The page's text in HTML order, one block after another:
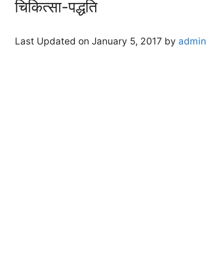
चिकित्सा-पद्धति
Last Updated on January 5, 2017 by admin